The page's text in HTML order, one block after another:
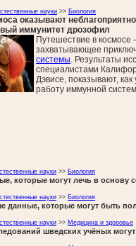
науки >> Биология
оказывают
иммунитет дрозофил
Путешествие в космосе
захватывающее
системы . Результаты
специалистами
Дэвисе, показывают,
работу иммунной
науки >> Биология
которые могут лечь в основу
науки >> Биология
данные, которые могут быть
науки >> Медицина и здоровье
шведских учёных